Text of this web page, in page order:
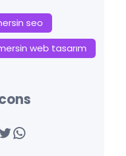
seo
web tasarım
Twitter WhatsApp